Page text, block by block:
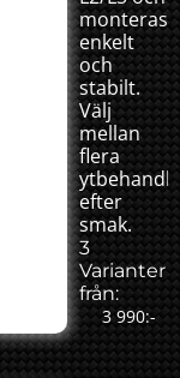
monteras
enkelt
och
stabilt.
Välj
mellan
flera
efter
smak.
3
Varianter
från:
3 990:-